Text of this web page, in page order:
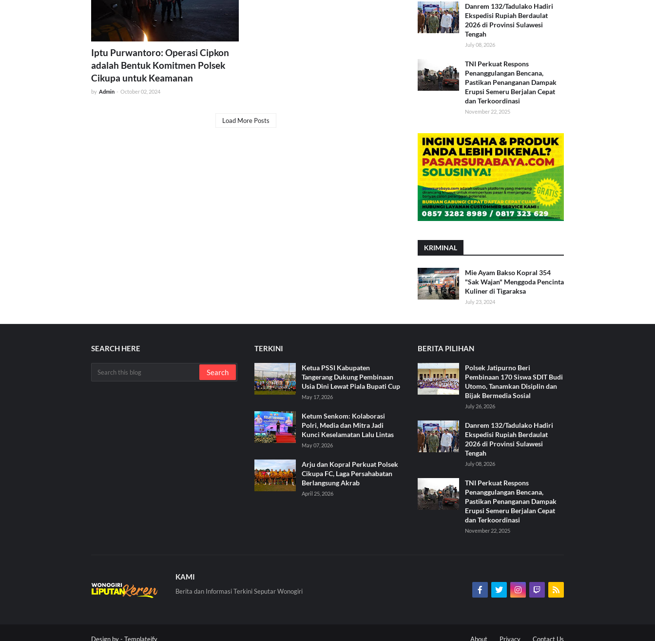
Iptu Purwantoro: Operasi Cipkon
adalah Bentuk Komitmen Polsek
Cikupa untuk Keamanan
by Admin - October 02, 2024
Load More Posts
Danrem 132/Tadulako Hadiri
Ekspedisi Rupiah Berdaulat
2026 di Provinsi Sulawesi
Tengah
July 08, 2026
TNI Perkuat Respons
Penanggulangan Bencana,
Pastikan Penanganan Dampak
Erupsi Semeru Berjalan Cepat
dan Terkoordinasi
November 22, 2025
KRIMINAL
Mie Ayam Bakso Kopral 354
"Sak Wajan" Menggoda Pencinta
Kuliner di Tigaraksa
July 23, 2024
SEARCH HERE TERKINI
Ketua PSSI Kabupaten
Tangerang Dukung Pembinaan
Usia Dini Lewat Piala Bupati Cup
May 17, 2026
Ketum Senkom: Kolaborasi
Polri, Media dan Mitra Jadi
Kunci Keselamatan Lalu Lintas
May 07, 2026
Arju dan Kopral Perkuat Polsek
Cikupa FC, Laga Persahabatan
Berlangsung Akrab
April 25, 2026
BERITA PILIHAN
Polsek Jatipurno Beri
Pembinaan 170 Siswa SDIT Budi
Utomo, Tanamkan Disiplin dan
Bijak Bermedia Sosial
July 26, 2026
Danrem 132/Tadulako Hadiri
Ekspedisi Rupiah Berdaulat
2026 di Provinsi Sulawesi
Tengah
July 08, 2026
TNI Perkuat Respons
Penanggulangan Bencana,
Pastikan Penanganan Dampak
Erupsi Semeru Berjalan Cepat
dan Terkoordinasi
November 22, 2025
KAMI
Berita dan Informasi Terkini Seputar Wonogiri
Design by - Templateify About Privacy Contact Us